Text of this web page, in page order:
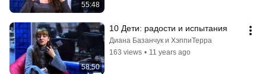
55:48
58:50
10 Дети: радости и испытания
Диана Базанчук и ХэппиТерра
163 views • 11 years ago